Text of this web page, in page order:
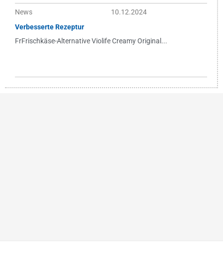
News
10.12.2024
Verbesserte Rezeptur
FrFrischkäse-Alternative Violife Creamy Original...